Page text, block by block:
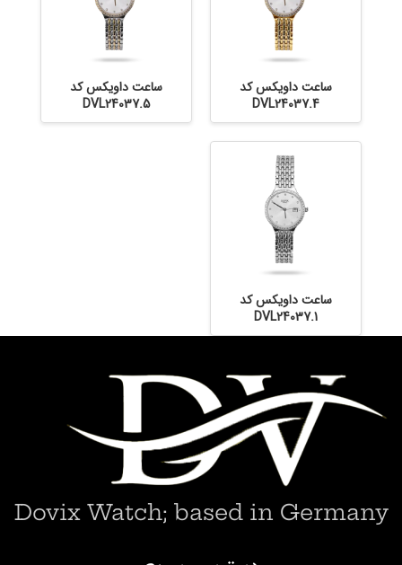
ساعت داویکس کد
DVL24037.4
ساعت داویکس کد
DVL24037.5
ساعت داویکس کد
DVL24037.1
Dovix Watch; based in Germany